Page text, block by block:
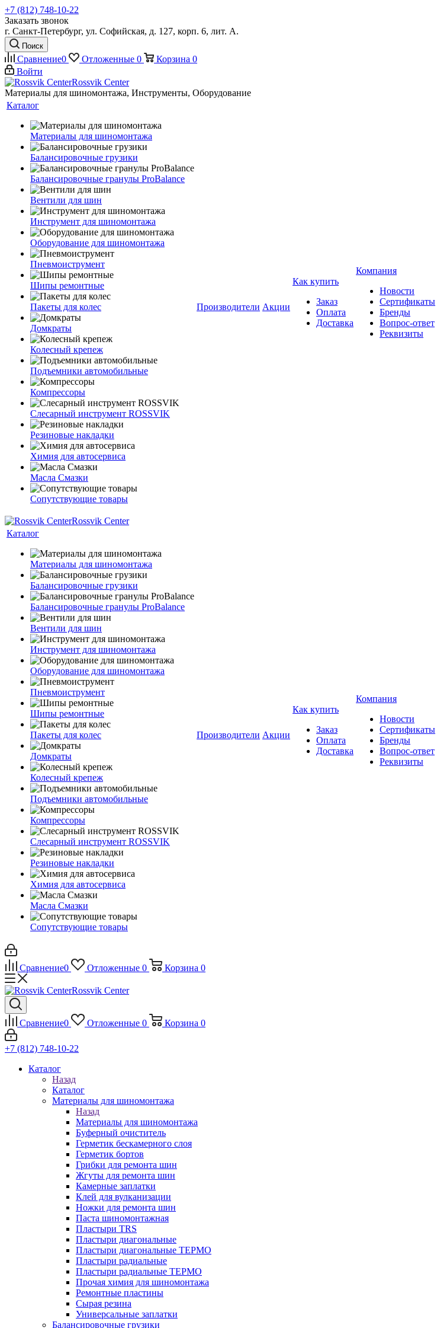
+7 (812) 748-10-22
Заказать звонок
г. Санкт-Петербург, ул. Софийская, д. 127, корп. 6, лит. А.
Поиск
Сравнение0 Отложенные 0 Корзина 0
Войти
Rossvik Center
Материалы для шиномонтажа, Инструменты, Оборудование
Каталог
Материалы для шиномонтажа
Балансировочные грузики
Балансировочные гранулы ProBalance
Вентили для шин
Инструмент для шиномонтажа
Оборудование для шиномонтажа
Пневмоиструмент
Шипы ремонтные
Пакеты для колес
Домкраты
Колесный крепеж
Подъемники автомобильные
Компрессоры
Слесарный инструмент ROSSVIK
Резиновые накладки
Химия для автосервиса
Масла Смазки
Сопутствующие товары
Производители Акции
Как купить
Заказ
Оплата
Доставка
Компания
Новости
Сертификаты
Бренды
Вопрос-ответ
Реквизиты
Rossvik Center
Каталог
Материалы для шиномонтажа
Балансировочные грузики
Балансировочные гранулы ProBalance
Вентили для шин
Инструмент для шиномонтажа
Оборудование для шиномонтажа
Пневмоиструмент
Шипы ремонтные
Пакеты для колес
Домкраты
Колесный крепеж
Подъемники автомобильные
Компрессоры
Слесарный инструмент ROSSVIK
Резиновые накладки
Химия для автосервиса
Масла Смазки
Сопутствующие товары
Производители Акции
Как купить
Заказ
Оплата
Доставка
Компания
Новости
Сертификаты
Бренды
Вопрос-ответ
Реквизиты
Сравнение0 Отложенные 0 Корзина 0
Rossvik Center
Сравнение0 Отложенные 0 Корзина 0
+7 (812) 748-10-22
Каталог
Назад
Каталог
Материалы для шиномонтажа
Назад
Материалы для шиномонтажа
Буферный очиститель
Герметик бескамерного слоя
Герметик бортов
Грибки для ремонта шин
Жгуты для ремонта шин
Камерные заплатки
Клей для вулканизации
Ножки для ремонта шин
Паста шиномонтажная
Пластыри TRS
Пластыри диагональные
Пластыри диагональные ТЕРМО
Пластыри радиальные
Пластыри радиальные ТЕРМО
Прочая химия для шиномонтажа
Ремонтные пластины
Сырая резина
Универсальные заплатки
Балансировочные грузики